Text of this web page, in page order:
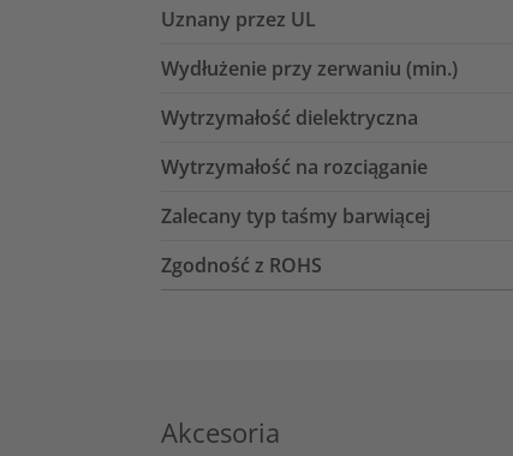
Uznany przez UL
Wydłużenie przy zerwaniu (min.)
Wytrzymałość dielektryczna
Wytrzymałość na rozciąganie
Zalecany typ taśmy barwiącej
Zgodność z ROHS
Akcesoria